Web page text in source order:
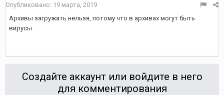
Опубликовано: 19 марта, 2019
Архивы загружать нельзя, потому что в архивах могут быть
вирусы.
Создайте аккаунт или войдите в него
для комментирования